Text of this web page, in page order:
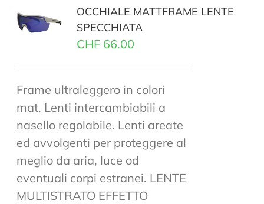
OCCHIALE MATTFRAME LENTE
SPECCHIATA
CHF 66.00
Frame ultraleggero in colori
mat. Lenti intercambiabili a
nasello regolabile. Lenti areate
ed avvolgenti per proteggere al
meglio da aria, luce od
eventuali corpi estranei. LENTE
MULTISTRATO EFFETTO